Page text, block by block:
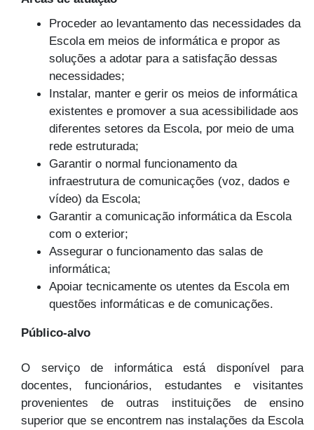
Proceder ao levantamento das necessidades da
Escola em meios de informática e propor as
soluções a adotar para a satisfação dessas
necessidades;
Instalar, manter e gerir os meios de informática
existentes e promover a sua acessibilidade aos
diferentes setores da Escola, por meio de uma
rede estruturada;
Garantir o normal funcionamento da
infraestrutura de comunicações (voz, dados e
vídeo) da Escola;
Garantir a comunicação informática da Escola
com o exterior;
Assegurar o funcionamento das salas de
informática;
Apoiar tecnicamente os utentes da Escola em
questões informáticas e de comunicações.
Público-alvo
O serviço de informática está disponível para
docentes, funcionários, estudantes e visitantes
provenientes de outras instituições de ensino
superior que se encontrem nas instalações da Escola